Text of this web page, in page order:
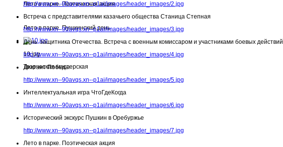
Лето в парке. Поэтическая акция
Лето в парке. Пушкинский день
10.jpg
Творческая мастерская
http://www.xn--90avqs.xn--p1ai/images/header_images/2.jpg
Встреча с представителями казачьего общества Станица Степная
http://www.xn--90avqs.xn--p1ai/images/header_images/3.jpg
День защитника Отечества. Встреча с военным комиссаром и участниками боевых действий
http://www.xn--90avqs.xn--p1ai/images/header_images/4.jpg
Диктант Победы
http://www.xn--90avqs.xn--p1ai/images/header_images/5.jpg
Интеллектуальная игра ЧтоГдеКогда
http://www.xn--90avqs.xn--p1ai/images/header_images/6.jpg
Исторический экскурс Пушкин в Оребуржье
http://www.xn--90avqs.xn--p1ai/images/header_images/7.jpg
Лето в парке. Поэтическая акция